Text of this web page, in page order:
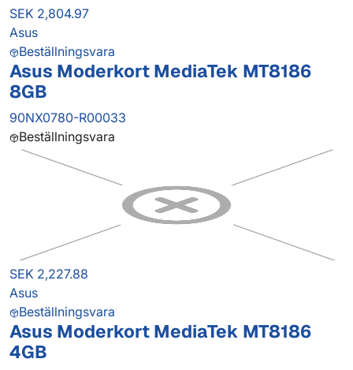
SEK 2,804.97
Asus
Beställningsvara
Asus Moderkort MediaTek MT8186
8GB
90NX0780-R00033
Beställningsvara
SEK 2,227.88
Asus
Beställningsvara
Asus Moderkort MediaTek MT8186
4GB